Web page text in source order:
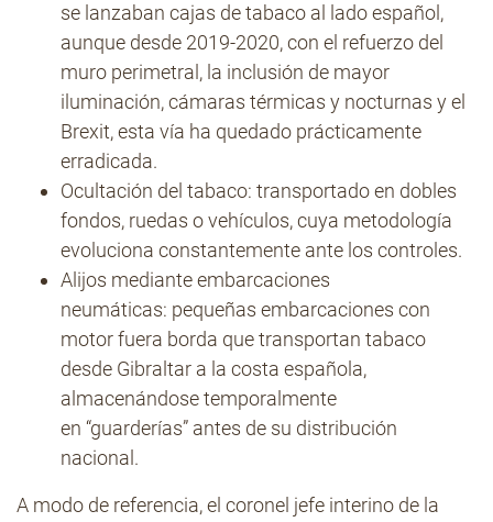
se lanzaban cajas de tabaco al lado español,
aunque desde 2019-2020, con el refuerzo del
muro perimetral, la inclusión de mayor
iluminación, cámaras térmicas y nocturnas y el
Brexit, esta vía ha quedado prácticamente
erradicada.
Ocultación del tabaco: transportado en dobles
fondos, ruedas o vehículos, cuya metodología
evoluciona constantemente ante los controles.
Alijos mediante embarcaciones
neumáticas: pequeñas embarcaciones con
motor fuera borda que transportan tabaco
desde Gibraltar a la costa española,
almacenándose temporalmente
en “guarderías” antes de su distribución
nacional.
A modo de referencia, el coronel jefe interino de la